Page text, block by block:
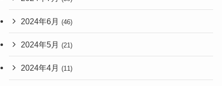
2024年6月 (46)
2024年5月 (21)
2024年4月 (11)